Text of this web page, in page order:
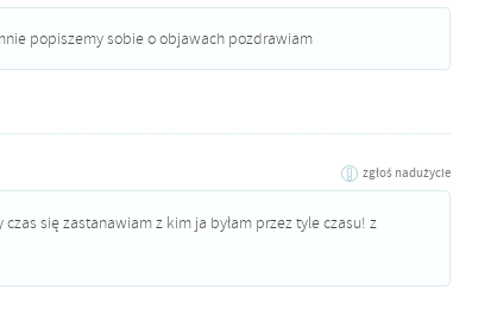
popiszemy sobie o objawach pozdrawiam
zgłoś nadużycie
czas się zastanawiam z kim ja byłam przez tyle czasu! z